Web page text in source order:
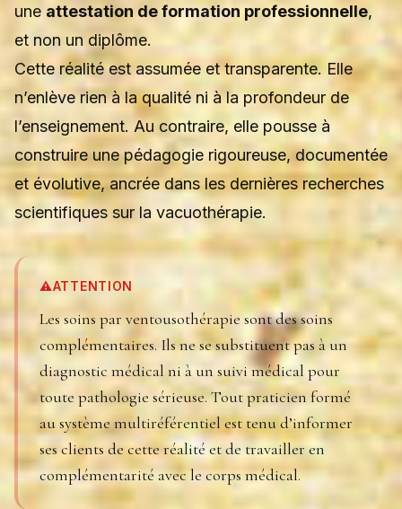
une attestation de formation professionnelle,
et non un diplôme.
Cette réalité est assumée et transparente. Elle
n’enlève rien à la qualité ni à la profondeur de
l’enseignement. Au contraire, elle pousse à
construire une pédagogie rigoureuse, documentée
et évolutive, ancrée dans les dernières recherches
scientifiques sur la vacuothérapie.
⚠️ATTENTION
Les soins par ventousothérapie sont des soins
complémentaires. Ils ne se substituent pas à un
diagnostic médical ni à un suivi médical pour
toute pathologie sérieuse. Tout praticien formé
au système multiréférentiel est tenu d’informer
ses clients de cette réalité et de travailler en
complémentarité avec le corps médical.